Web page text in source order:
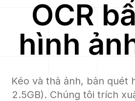
OCR
hình
Kéo và thả ảnh, bản quét
2.5GB). Chúng tôi trích